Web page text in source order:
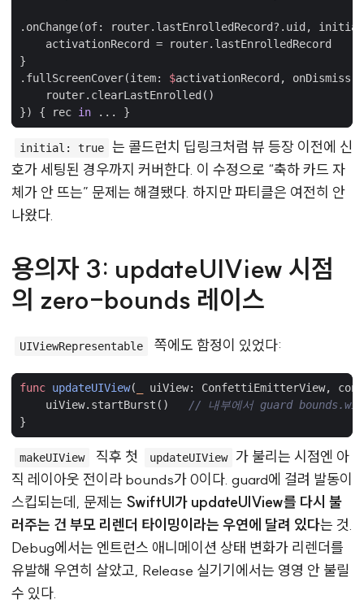
. onChange(of: router. lastEnrolledRecord?. uid ,
initial
activationRecord
= router. lastEnrolledRecord
}
. fullScreenCover(item: $activationRecord , onDismiss
router. clearLastEnrolled ()
})
{ rec in ... }
initial: true
는 콜드런치 딥링크처럼 뷰 등장 이전에 신
호가 세팅된 경우까지 커버한다. 이 수정으로 “축하 카드 자
체가 안 뜨는” 문제는 해결됐다. 하지만 파티클은 여전히 안
나왔다.
용의자 3: updateUIView 시점
의 zero-bounds 레이스
UIViewRepresentable 쪽에도 함정이 있었다:
func updateUIView( uiView: ConfettiEmitterView,
uiView. startBurst ()
// 내부에서 guard
}
makeUIView 직후 첫 updateUIView
가 불리는 시점엔 아
직 레이아웃 전이라 bounds가 0이다. guard에 걸려 발동이
스킵되는데, 문제는 SwiftUI가 updateUIView를 다시 불
러주는 건 부모 리렌더 타이밍이라는 우연에 달려 있다는 것.
Debug에서는 엔트런스 애니메이션 상태 변화가 리렌더를
유발해 우연히 살았고, Release 실기기에서는 영영 안 불릴
수 있다.